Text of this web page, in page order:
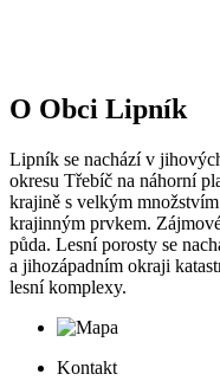
O Obci Lipník
Lipník se nachází v
okresu Třebíč na náhorní
krajině s velkým
krajinným prvkem.
půda. Lesní porosty se
a jihozápadním okraji
lesní komplexy.
Kontakt